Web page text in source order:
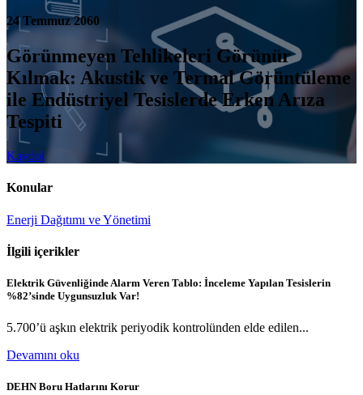
24 Temmuz 2060
Görünmeyen Tehlikeleri Görünür
Kılmak: Akustik ve Termal Görüntüleme
ile Endüstriyel Tesislerde Erken Arıza
Tespiti
Kaydol
Konular
Enerji Dağıtımı ve Yönetimi
İlgili içerikler
Elektrik Güvenliğinde Alarm Veren Tablo: İnceleme Yapılan Tesislerin
%82’sinde Uygunsuzluk Var!
5.700’ü aşkın elektrik periyodik kontrolünden elde edilen...
Devamını oku
DEHN Boru Hatlarını Korur